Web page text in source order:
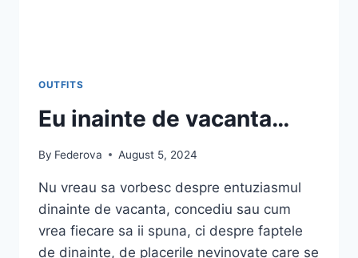
OUTFITS
Eu inainte de vacanta…
By Federova August 5, 2024
Nu vreau sa vorbesc despre entuziasmul
dinainte de vacanta, concediu sau cum
vrea fiecare sa ii spuna, ci despre faptele
de dinainte, de placerile nevinovate care se